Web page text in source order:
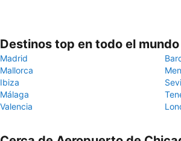
Destinos top en todo el mundo
Madrid
Mallorca
Ibiza
Málaga
Valencia